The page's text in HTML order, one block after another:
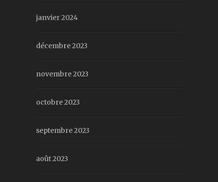
janvier 2024
décembre 2023
novembre 2023
octobre 2023
septembre 2023
août 2023